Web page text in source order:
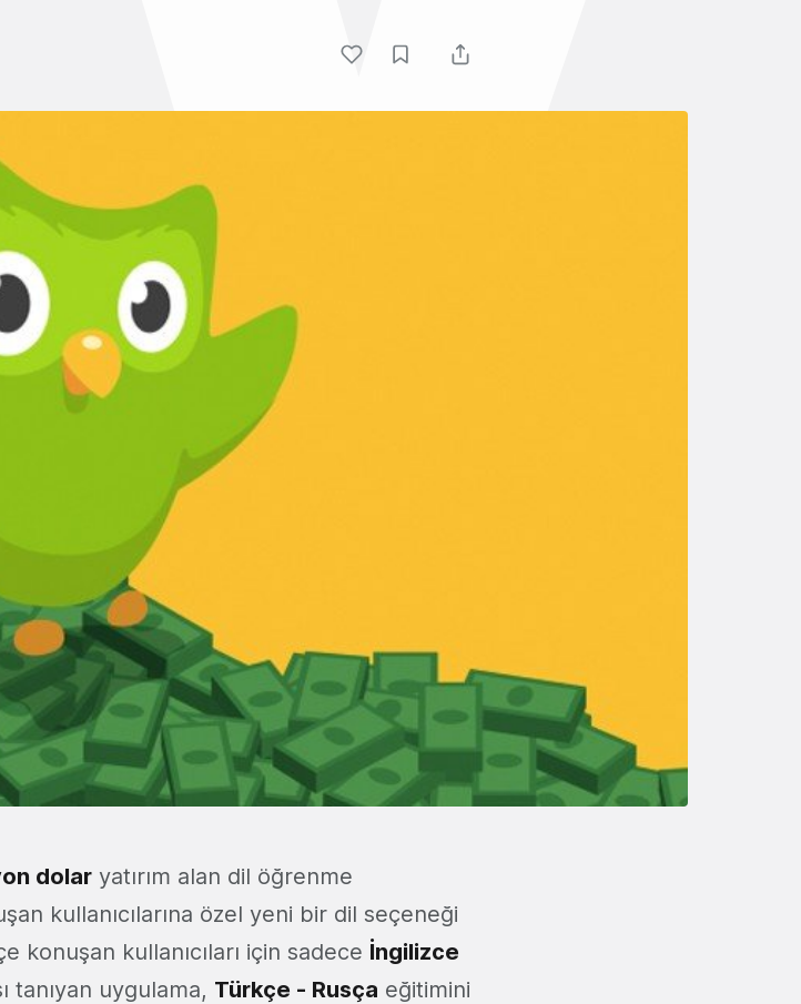
dolar yatırım alan dil öğrenme
kullanıcılarına özel yeni bir dil seçeneği
konuşan kullanıcıları için sadece İngilizce
tanıyan uygulama, Türkçe - Rusça eğitimini